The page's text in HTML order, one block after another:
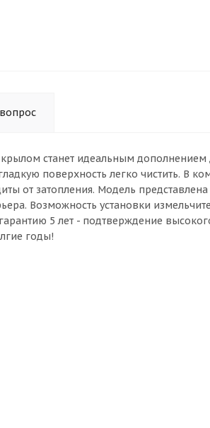
станет идеальным
поверхность легко чистить. В
от затопления. Модель
Возможность установки
5 лет - подтверждение
годы!